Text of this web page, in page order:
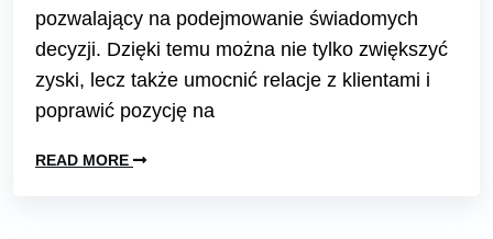
pozwalający na podejmowanie świadomych
decyzji. Dzięki temu można nie tylko zwiększyć
zyski, lecz także umocnić relacje z klientami i
poprawić pozycję na
READ MORE